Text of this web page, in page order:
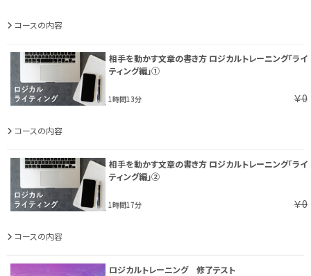
コースの内容
相手を動かす文章の書き方 ロジカルトレーニング「ライ
ティング編」①
1時間13分 ￥0
コースの内容
相手を動かす文章の書き方 ロジカルトレーニング「ライ
ティング編」②
1時間17分 ￥0
コースの内容
ロジカルトレーニング 修了テスト